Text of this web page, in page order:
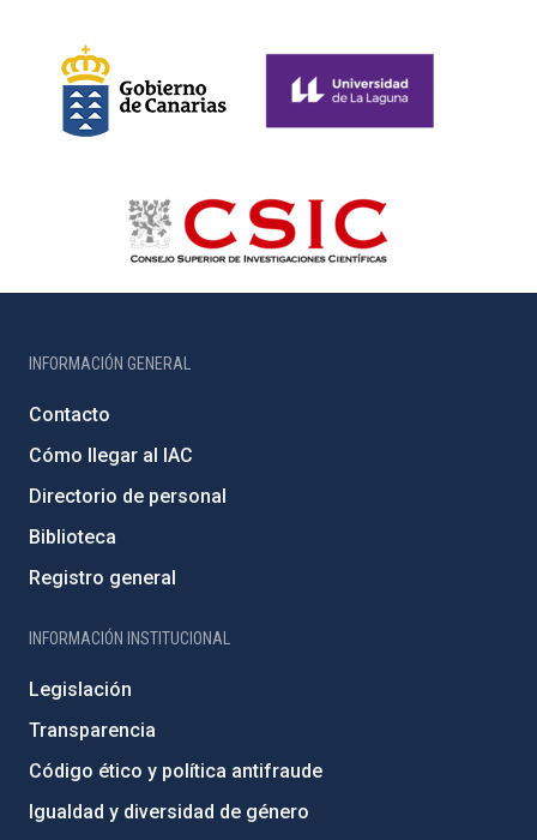
INFORMACIÓN GENERAL
Contacto
Cómo llegar al IAC
Directorio de personal
Biblioteca
Registro general
INFORMACIÓN INSTITUCIONAL
Legislación
Transparencia
Código ético y política antifraude
Igualdad y diversidad de género